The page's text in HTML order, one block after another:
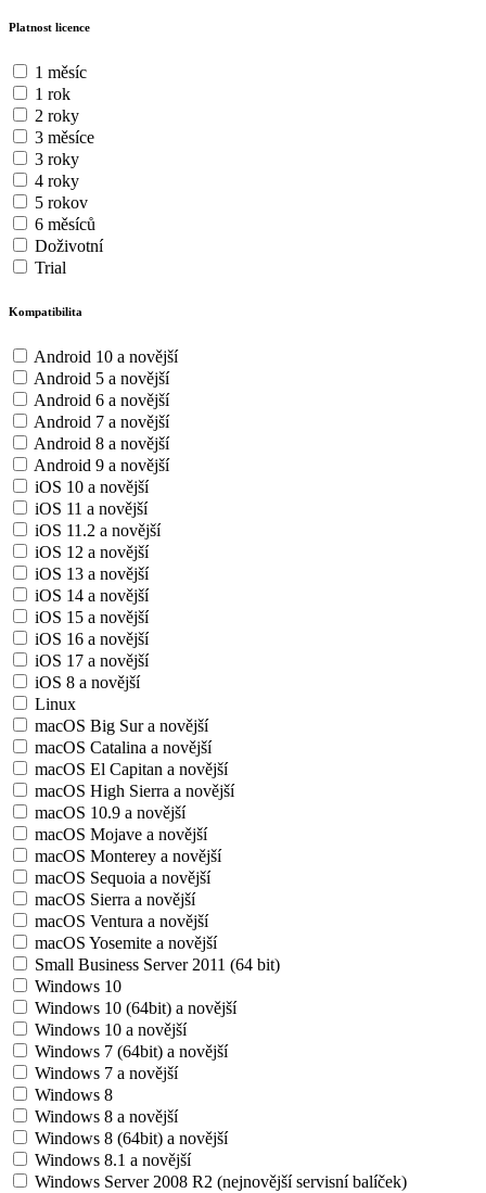
Platnost licence
1 měsíc
1 rok
2 roky
3 měsíce
3 roky
4 roky
5 rokov
6 měsíců
Doživotní
Trial
Kompatibilita
Android 10 a novější
Android 5 a novější
Android 6 a novější
Android 7 a novější
Android 8 a novější
Android 9 a novější
iOS 10 a novější
iOS 11 a novější
iOS 11.2 a novější
iOS 12 a novější
iOS 13 a novější
iOS 14 a novější
iOS 15 a novější
iOS 16 a novější
iOS 17 a novější
iOS 8 a novější
Linux
macOS Big Sur a novější
macOS Catalina a novější
macOS El Capitan a novější
macOS High Sierra a novější
macOS 10.9 a novější
macOS Mojave a novější
macOS Monterey a novější
macOS Sequoia a novější
macOS Sierra a novější
macOS Ventura a novější
macOS Yosemite a novější
Small Business Server 2011 (64 bit)
Windows 10
Windows 10 (64bit) a novější
Windows 10 a novější
Windows 7 (64bit) a novější
Windows 7 a novější
Windows 8
Windows 8 a novější
Windows 8 (64bit) a novější
Windows 8.1 a novější
Windows Server 2008 R2 (nejnovější servisní balíček)